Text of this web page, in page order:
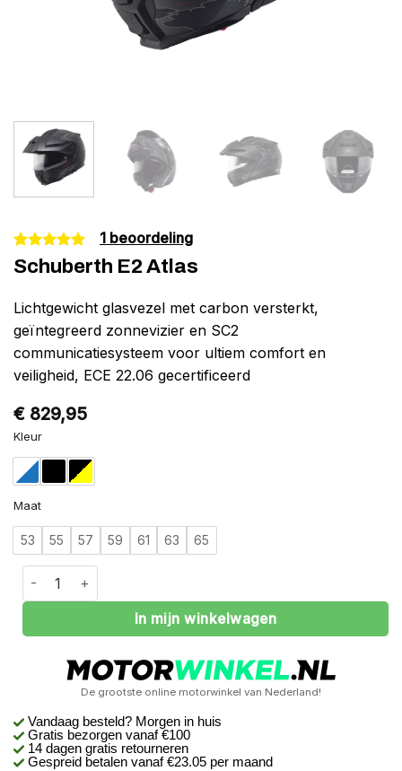
Gewaardeerd
5.00op 5
op
1
klantbeoordeling
1beoordeling
Schuberth E2 Atlas
Lichtgewicht glasvezel met carbon versterkt,
geïntegreerd zonnevizier en SC2
communicatiesysteem voor ultiem comfort en
veiligheid, ECE 22.06 gecertificeerd
€ 829,95
Kleur
Maat
53 55 57 59 61 63 65
Schuberth E2 Atlas aantal
In mijn winkelwagen
Alternative:
De grootste online motorwinkel van Nederland!
Vandaag besteld? Morgen in huis
Gratis bezorgen vanaf €100
14 dagen gratis retourneren
Gespreid betalen vanaf €23.05 per maand